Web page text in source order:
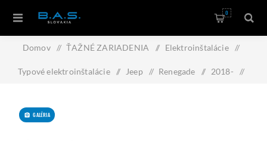
0
Domov / ŤAŽNÉ ZARIADENIA / Elektroinštalácie /
Typové elektroinštalácie / Jeep / Renegade / 2018- /
GALÉRIA